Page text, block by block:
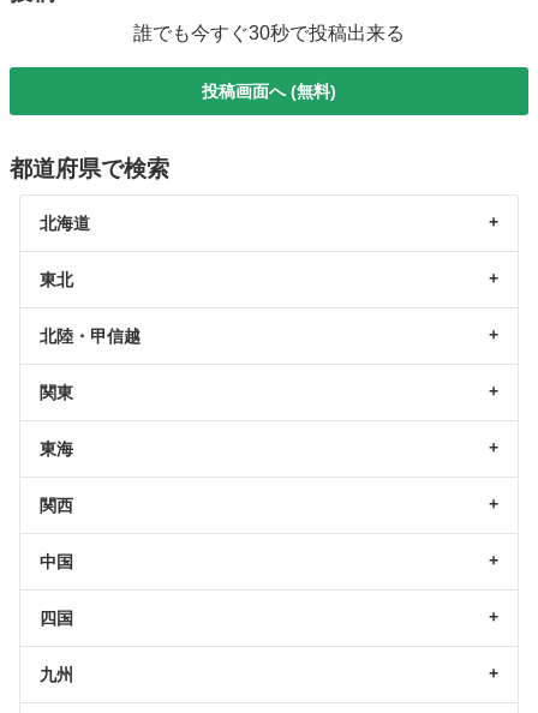
誰でも今すぐ30秒で投稿出来る
投稿画面へ (無料)
都道府県で検索
北海道
東北
北陸・甲信越
関東
東海
関西
中国
四国
九州